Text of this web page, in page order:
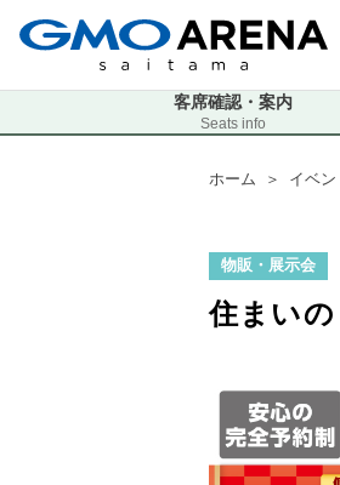
客席確認・案内
Seats info
ホーム ＞ イベ
物販・展示会
住まい